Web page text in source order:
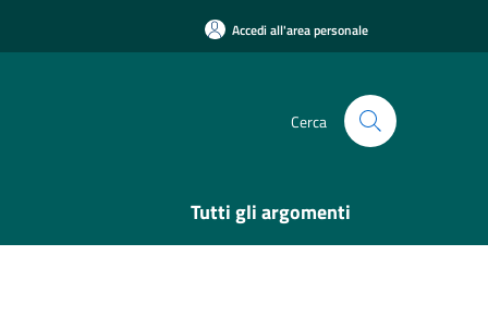
Accedi all'area personale
Cerca
Tutti gli argomenti